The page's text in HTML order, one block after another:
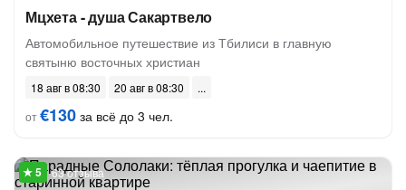
Мцхета - душа Сакартвело
Автомобильное путешествие из Тбилиси в главную
святыню восточных христиан
18 авг в 08:30
20 авг в 08:30
от€130 за всё до 3 чел.
63 отзыва